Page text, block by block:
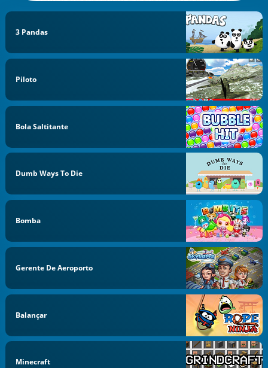
3 Pandas
Piloto
Bola Saltitante
Dumb Ways To Die
Bomba
Gerente De Aeroporto
Balançar
Minecraft